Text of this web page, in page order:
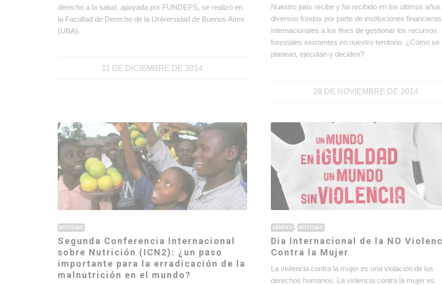
derecho a la salud, apoyada por FUNDEPS, se realizó en
la Facultad de Derecho de la Universidad de Buenos Aires
(UBA).
11 DE DICIEMBRE DE 2014
Nuestro país recibe y ha recibido en los últimos años
diversos fondos por parte de instituciones financieras
internacionales a los fines de gestionar los recursos
forestales existentes en nuestro territorio. ¿Cómo se
planean, ejecutan y deciden?
28 DE NOVIEMBRE DE 2014
NOTICIAS
Segunda Conferencia Internacional
sobre Nutrición (ICN2): ¿un paso
importante para la erradicación de la
malnutrición en el mundo?
GÉNERO , NOTICIAS
Dia Internacional de la NO
Contra la Mujer
La violencia contra la mujer es una violación de los
derechos humanos. La violencia contra la mujer es